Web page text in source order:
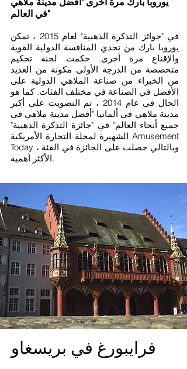
في العالم"
في "جوائز التذكرة الذهبية" لعام 2015 ، تمكن
يوروبا بارك من تحدي المنافسة الدولية القوية
والإقناع مرة أخرى. حكمت لجنة تحكيم
متخصصة من الدرجة الأولى مكونة من العديد
من الخبراء من صناعة الملاهي الدولية على
الأفضل في الصناعة في مختلف الفئات. كما هو
الحال في عام 2014 ، تم التصويت على أكبر
مدينة ملاهي في ألمانيا "أفضل مدينة ملاهي في
جميع أنحاء العالم" في "جائزة التذكرة الذهبية"
الشهيرة لمجلة التجارة الأمريكية Amusement
Today ، وبالتالي حصلت على الجائزة في الفئة
الأكثر أهمية.
فرايبورغ في بريسغاو